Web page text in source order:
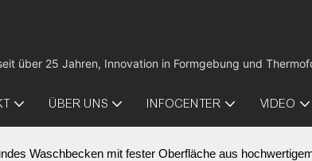
über 25 Jahren, Innovation in Formgebung und
ÜBER UNS INFOCENTER VIDEO
Waschbecken mit fester Oberfläche aus